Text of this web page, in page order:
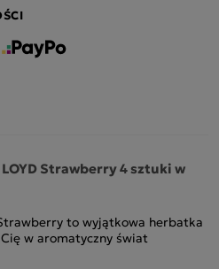
Strawberry 4 sztuki w
to wyjątkowa herbatka
w aromatyczny świat